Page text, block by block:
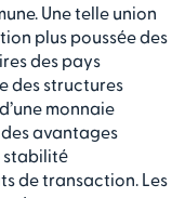
Une telle union
plus poussée des
des pays
des structures
monnaie
avantages
stabilité
de transaction. Les